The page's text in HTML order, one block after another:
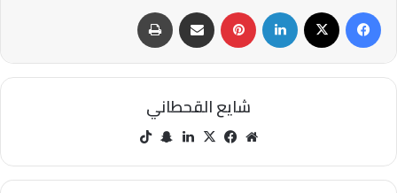
فيسبوك ‫X لينكدإن بينتيريست مشاركة عبر البريد طباعة
شايع القحطاني
مو
الوي
في
وك
‫X لينك سنا
تشا